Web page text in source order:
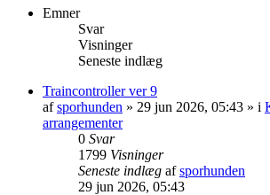
Emner
Svar
Visninger
Seneste indlæg
Traincontroller ver 9
afsporhunden » 29 jun 2026, 05:43 » i
arrangementer
0 Svar
1799 Visninger
Seneste indlæg afsporhunden
29 jun 2026, 05:43